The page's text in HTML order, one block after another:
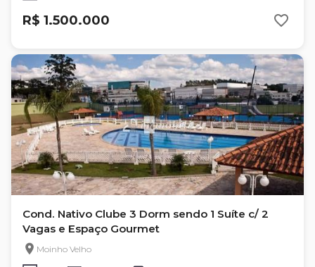
R$ 1.500.000
Cond. Nativo Clube 3 Dorm sendo 1 Suíte c/ 2
Vagas e Espaço Gourmet
Moinho Velho